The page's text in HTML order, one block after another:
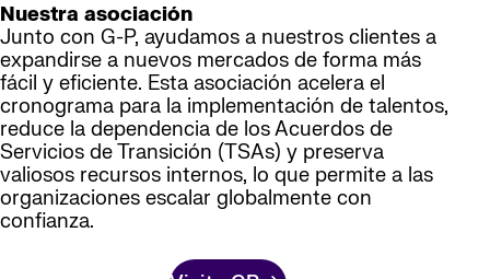
Nuestra asociación
Junto con G-P, ayudamos a nuestros clientes a
expandirse a nuevos mercados de forma más
fácil y eficiente. Esta asociación acelera el
cronograma para la implementación de talentos,
reduce la dependencia de los Acuerdos de
Servicios de Transición (TSAs) y preserva
valiosos recursos internos, lo que permite a las
organizaciones escalar globalmente con
confianza.